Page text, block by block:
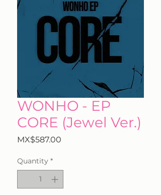
WONHO - EP
CORE (Jewel Ver.)
MX$587.00
Quantity *